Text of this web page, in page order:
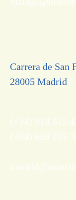
Carrera de San
28005 Madrid